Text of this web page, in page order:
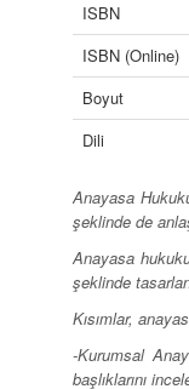
ISBN
ISBN (Online)
Boyut
Dili
Anayasa
şeklinde de
Anayasa
şeklinde
Kısımlar,
-Kurumsal
başlıklarını